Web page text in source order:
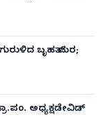
ಬೃಹತ್ ಮರ;
ಅಧ್ಯಕ್ಷಡೇವಿಡ್